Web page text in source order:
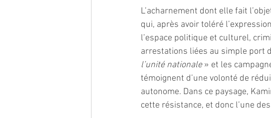
L’acharnement dont elle fait
qui, après avoir toléré
l’espace politique et culturel,
arrestations liées au simple port
l’unité nationale » et les
témoignent d’une volonté de
autonome. Dans ce paysage,
cette résistance, et donc l’une